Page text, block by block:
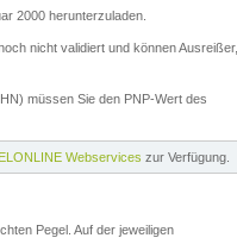
2000 herunterzuladen.
nicht validiert und können Ausreißer,
müssen Sie den PNP-Wert des
Webservices zur Verfügung.
Pegel. Auf der jeweiligen